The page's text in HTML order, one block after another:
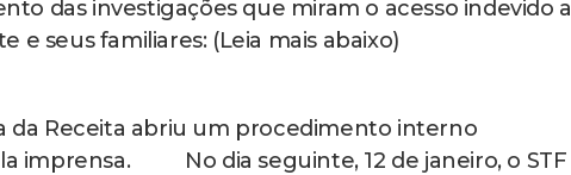
das investigações que miram o acesso indevido a
e seus familiares: (Leia mais abaixo)
Receita abriu um procedimento interno
imprensa. No dia seguinte, 12 de janeiro, o STF